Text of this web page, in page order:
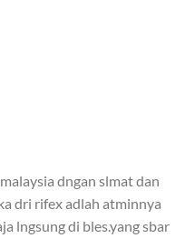
dngan slmat dan
dri rifex adlah atminnya
lngsung di bles.yang sbar